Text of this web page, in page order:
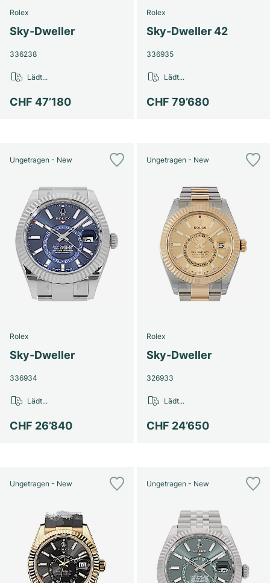
Rolex
Sky-Dweller
336238
CHF 47’180
Lädt...
Rolex
Sky-Dweller 42
336935
CHF 79’680
Lädt...
Ungetragen - New
Rolex
Sky-Dweller
336934
CHF 26’840
Lädt...
Ungetragen - New
Rolex
Sky-Dweller
326933
CHF 24’650
Lädt...
Ungetragen - New Ungetragen - New